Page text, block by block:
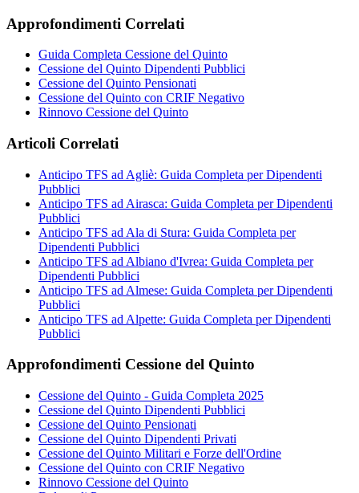
Approfondimenti Correlati
Guida Completa Cessione del Quinto
Cessione del Quinto Dipendenti Pubblici
Cessione del Quinto Pensionati
Cessione del Quinto con CRIF Negativo
Rinnovo Cessione del Quinto
Articoli Correlati
Anticipo TFS ad Agliè: Guida Completa per Dipendenti
Pubblici
Anticipo TFS ad Airasca: Guida Completa per Dipendenti
Pubblici
Anticipo TFS ad Ala di Stura: Guida Completa per
Dipendenti Pubblici
Anticipo TFS ad Albiano d'Ivrea: Guida Completa per
Dipendenti Pubblici
Anticipo TFS ad Almese: Guida Completa per Dipendenti
Pubblici
Anticipo TFS ad Alpette: Guida Completa per Dipendenti
Pubblici
Approfondimenti Cessione del Quinto
Cessione del Quinto - Guida Completa 2025
Cessione del Quinto Dipendenti Pubblici
Cessione del Quinto Pensionati
Cessione del Quinto Dipendenti Privati
Cessione del Quinto Militari e Forze dell'Ordine
Cessione del Quinto con CRIF Negativo
Rinnovo Cessione del Quinto